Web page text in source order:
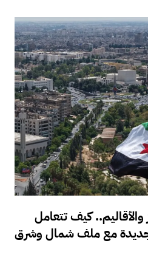
والأقاليم.. كيف تتعامل
مع ملف شمال وشرق